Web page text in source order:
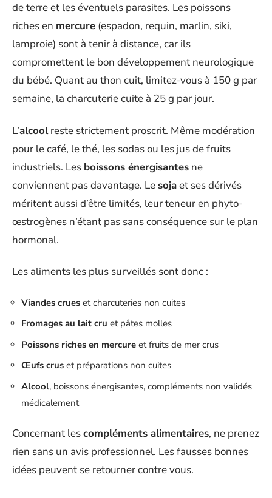
de terre et les éventuels parasites. Les poissons
riches en mercure (espadon, requin, marlin, siki,
lamproie) sont à tenir à distance, car ils
compromettent le bon développement neurologique
du bébé. Quant au thon cuit, limitez-vous à 150 g par
semaine, la charcuterie cuite à 25 g par jour.
L’alcoolreste strictement proscrit. Même modération
pour le café, le thé, les sodas ou les jus de fruits
industriels. Les boissons énergisantes ne
conviennent pas davantage. Le sojaet ses dérivés
méritent aussi d’être limités, leur teneur en phyto-
œstrogènes n’étant pas sans conséquence sur le plan
hormonal.
Les aliments les plus surveillés sont donc :
Viandes crues et charcuteries non cuites
Fromages au lait cru et pâtes molles
Poissons riches en mercure et fruits de mer crus
Œufs crus et préparations non cuites
Alcool, boissons énergisantes, compléments non validés
médicalement
Concernant lescompléments alimentaires, ne prenez
rien sans un avis professionnel. Les fausses bonnes
idées peuvent se retourner contre vous.